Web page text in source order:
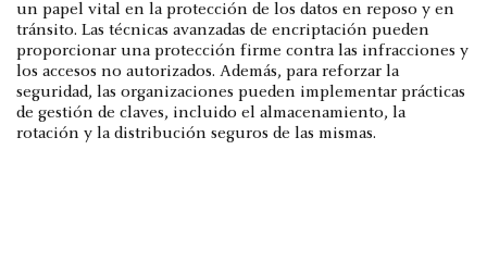
un papel vital en la protección de los datos en reposo y en
tránsito. Las técnicas avanzadas de encriptación pueden
proporcionar una protección firme contra las infracciones y
los accesos no autorizados. Además, para reforzar la
seguridad, las organizaciones pueden implementar prácticas
de gestión de claves, incluido el almacenamiento, la
rotación y la distribución seguros de las mismas.